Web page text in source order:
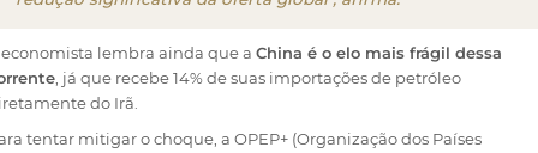
economista lembra ainda que a China é o elo mais frágil dessa
, já que recebe 14% de suas importações de petróleo
do Irã.
tentar mitigar o choque, a OPEP+ (Organização dos Países